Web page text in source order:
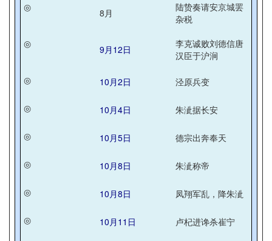
◎
8月
陆贽奏请安京城罢
杂税
◎
9月12日
李克诚败刘德信唐
汉臣于沪涧
◎
10月2日 泾原兵变
◎ 10月4日 朱泚据长安
◎ 10月5日 德宗出奔奉天
◎ 10月8日 朱泚称帝
◎ 10月8日 凤翔军乱，降朱泚
◎ 10月11日 卢杞进谗杀崔宁